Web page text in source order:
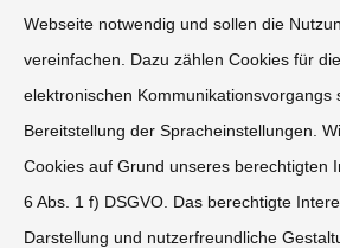
Webseite notwendig und sollen die
vereinfachen. Dazu zählen Cookies für
elektronischen Kommunikationsvorgangs
Bereitstellung der Spracheinstellungen.
Cookies auf Grund unseres berechtigten
6 Abs. 1 f) DSGVO. Das berechtigte
Darstellung und nutzerfreundliche